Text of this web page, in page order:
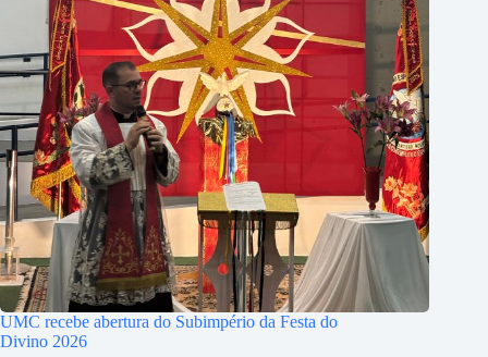
UMC recebe abertura do Subimpério da Festa do
Divino 2026